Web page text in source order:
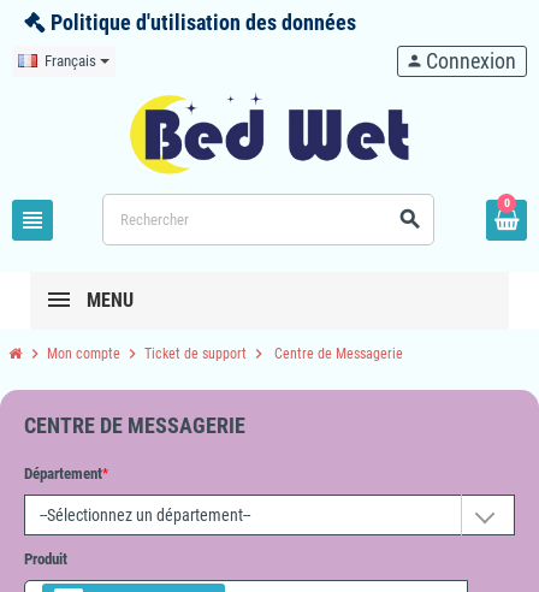
Politique d'utilisation des données
Français
view_headline search
person Connexion
0
MENU
chevron_right Mon compte chevron_right Ticket de support chevron_right Centre de Messagerie
CENTRE DE MESSAGERIE
Département
Produit